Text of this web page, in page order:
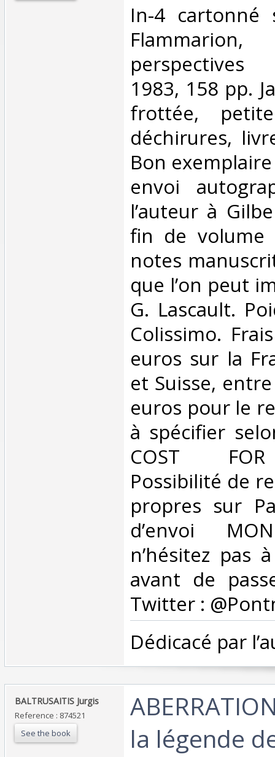
‎In-4 cartonné
1983, 158 pp.
frottée,
déchirures,
Bon
envoi
l’auteur à
fin de
notes
que l’on peut
G. Lascault.
Colissimo.
euros sur la
et Suisse,
euros pour le
à spécifier
COST FOR
Possibilité de
propres sur
d’envoi
n’hésitez pas
avant de
Twitter :
‎Dédicacé par
‎BALTRUSAITIS Jurgis‎
Reference : 874521
See the book
la légende